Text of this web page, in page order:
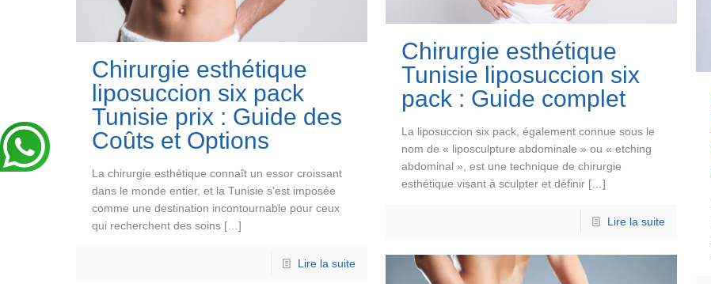
Chirurgie esthétique
liposuccion six pack
Tunisie prix : Guide des
Coûts et Options
La chirurgie esthétique connaît un essor croissant
dans le monde entier, et la Tunisie s’est imposée
comme une destination incontournable pour ceux
qui recherchent des soins[…]
Lire la suite
Chirurgie esthétique
Tunisie liposuccion six
pack : Guide complet
La liposuccion six pack, également connue sous le
nom de « liposculpture abdominale » ou « etching
abdominal », est une technique de chirurgie
esthétique visant à sculpter et définir[…]
Lire la suite